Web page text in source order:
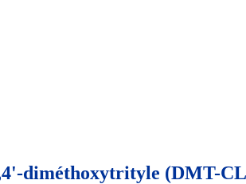
diméthoxytrityle (DMT-